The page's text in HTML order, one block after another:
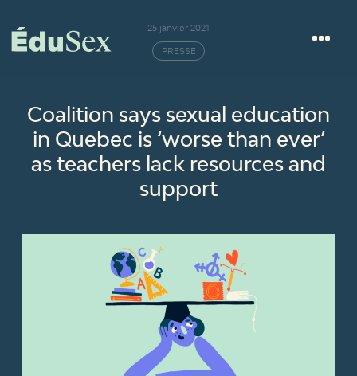
25 janvier 2021
PRESSE
Coalition says sexual education
in Quebec is ‘worse than ever’
as teachers lack resources and
support